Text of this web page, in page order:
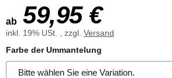
ab 59,95 €
inkl. 19% USt. , zzgl. Versand
Farbe der Ummantelung
Bitte wählen Sie eine Variation.